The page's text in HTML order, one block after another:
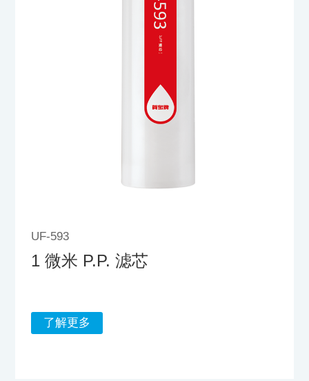
UF-593
1 微米 P.P. 滤芯
了解更多